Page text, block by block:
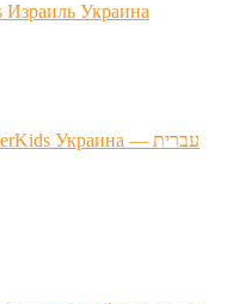
Израиль Украина
Детская одежда от SuperKids Украина — עברית